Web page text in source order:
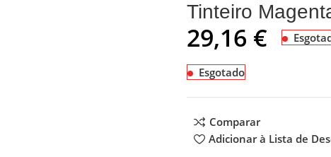
Tinteiro
29,16 €
Esgotado
Comparar
Adicionar à Lista de